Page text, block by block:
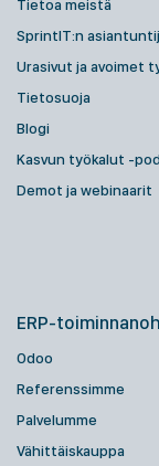
Tietoa meistä
SprintIT:n
Urasivut ja avoimet
Tietosuoja
Blogi
Kasvun työkalut -
Demot ja webinaarit
ERP-
Odoo
Referenssimme
Palvelumme
Vähittäiskauppa